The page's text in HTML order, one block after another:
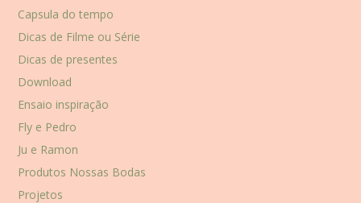
Capsula do tempo
Dicas de Filme ou Série
Dicas de presentes
Download
Ensaio inspiração
Fly e Pedro
Ju e Ramon
Produtos Nossas Bodas
Projetos